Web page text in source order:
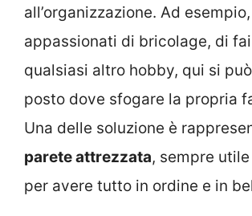
all’organizzazione. Ad
appassionati di bricolage, di
qualsiasi altro hobby, qui si
posto dove sfogare la propria
Una delle soluzione è
parete attrezzata, sempre
per avere tutto in ordine e in